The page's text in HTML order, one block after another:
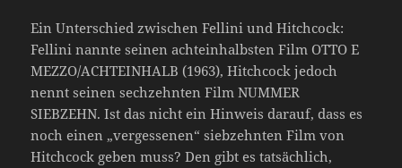
Ein Unterschied zwischen Fellini und Hitchcock:
Fellini nannte seinen achteinhalbsten Film OTTO E
MEZZO/ACHTEINHALB (1963), Hitchcock jedoch
nennt seinen sechzehnten Film NUMMER
SIEBZEHN. Ist das nicht ein Hinweis darauf, dass es
noch einen „vergessenen“ siebzehnten Film von
Hitchcock geben muss? Den gibt es tatsächlich,